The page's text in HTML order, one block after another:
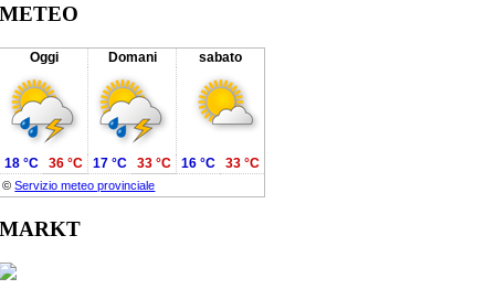
METEO
Oggi Domani sabato
©Servizio meteo provinciale
18 °C 36 °C 17 °C 33 °C 16 °C 33 °C
MARKT